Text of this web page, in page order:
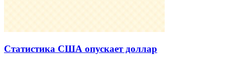
Статистика США опускает доллар